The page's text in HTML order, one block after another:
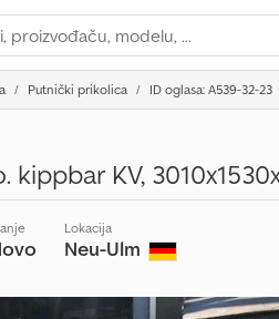
Putnički prikolica ID oglasa: A539-32-23
kippbar KV,
Lokacija
Neu-Ulm